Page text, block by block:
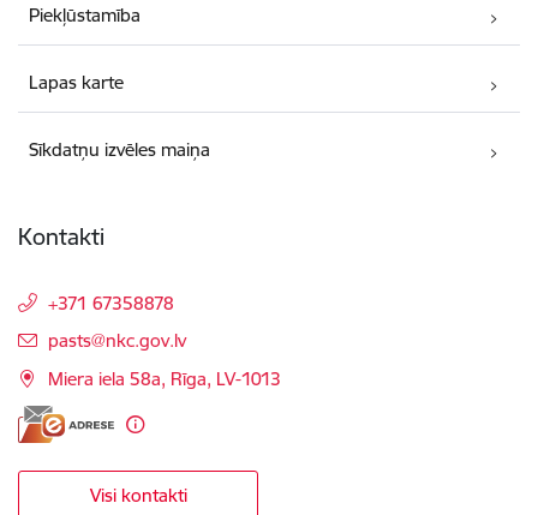
Piekļūstamība
Lapas karte
Sīkdatņu izvēles maiņa
Kontakti
+371 67358878
E-pasts:
pasts@nkc.gov.lv
Miera iela 58a, Rīga, LV-1013
Visi kontakti